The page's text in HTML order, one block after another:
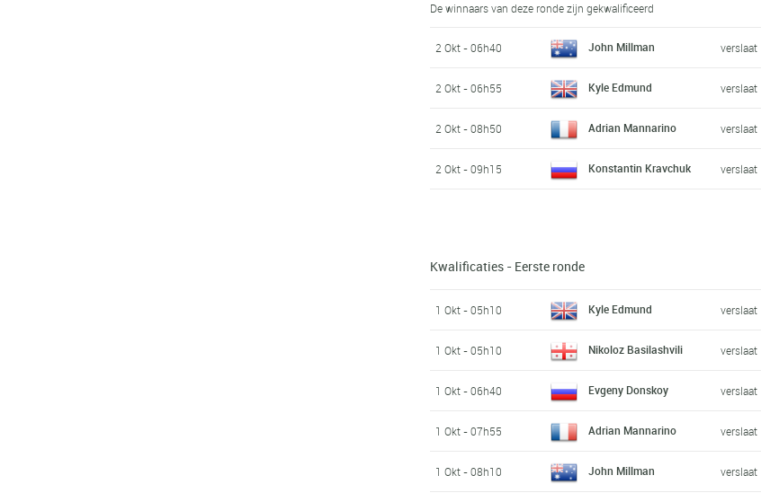
De winnaars van deze ronde zijn gekwalificeerd
2 Okt - 06h40 John Millman verslaat
2 Okt - 06h55 Kyle Edmund verslaat
2 Okt - 08h50 Adrian Mannarino verslaat
2 Okt - 09h15 Konstantin Kravchuk verslaat
Kwalificaties - Eerste ronde
1 Okt - 05h10 Kyle Edmund verslaat
1 Okt - 05h10 Nikoloz Basilashvili verslaat
1 Okt - 06h40 Evgeny Donskoy verslaat
1 Okt - 07h55 Adrian Mannarino verslaat
1 Okt - 08h10 John Millman verslaat